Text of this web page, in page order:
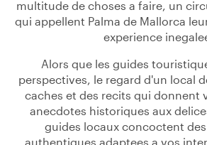
multitude de choses a faire, un
qui appellent Palma de Mallorca
experience
Alors que les guides
perspectives, le regard d'un local
caches et des recits qui donnent
anecdotes historiques aux
guides locaux concoctent
authentiques adaptees a vos